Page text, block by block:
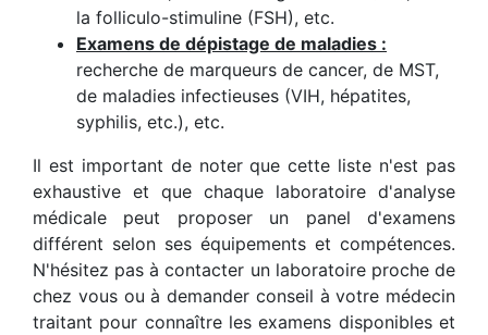
la folliculo-stimuline (FSH), etc.
Examens de dépistage de maladies :
recherche de marqueurs de cancer, de MST,
de maladies infectieuses (VIH, hépatites,
syphilis, etc.), etc.
Il est important de noter que cette liste n'est pas
exhaustive et que chaque laboratoire d'analyse
médicale peut proposer un panel d'examens
différent selon ses équipements et compétences.
N'hésitez pas à contacter un laboratoire proche de
chez vous ou à demander conseil à votre médecin
traitant pour connaître les examens disponibles et